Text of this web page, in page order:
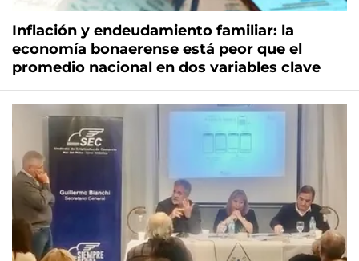
Inflación y endeudamiento familiar: la
economía bonaerense está peor que el
promedio nacional en dos variables clave